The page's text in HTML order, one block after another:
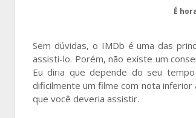
É
Sem dúvidas, o IMDb é uma das
assisti-lo. Porém, não existe um
Eu diria que depende do seu
dificilmente um filme com nota inferior
que você deveria assistir.